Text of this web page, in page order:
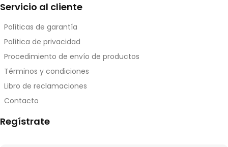
Servicio al cliente
Políticas de garantía
Política de privacidad
Procedimiento de envío de productos
Términos y condiciones
Libro de reclamaciones
Contacto
Regístrate